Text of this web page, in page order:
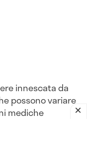
innescata da
possono variare
mediche